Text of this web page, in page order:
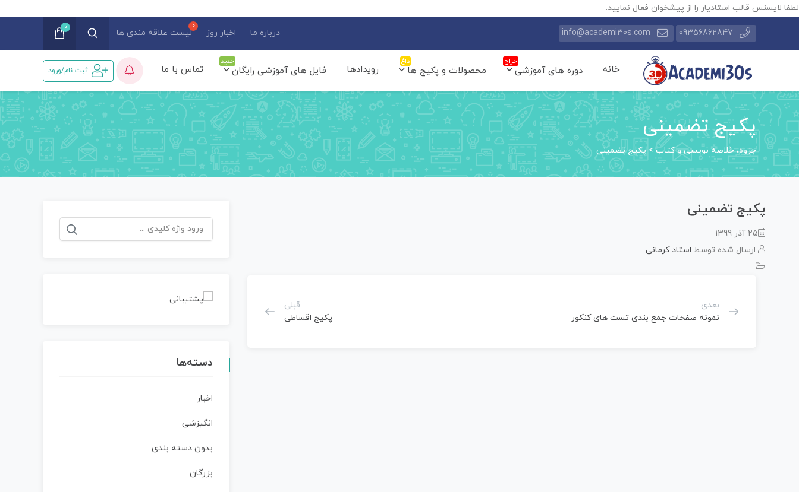
لطفا لایسنس قالب استادیار را از پیشخوان فعال نمایید.
09356862847
info@academi30s.com درباره ما اخبار روز لیست علاقه مندی ها
0
خانه دوره های آموزشی
حراج
محصولات و پکیج ها
داغ
رویدادها فایل های آموزشی رایگان
جدید
تماس با ما ثبت نام/ورود
پکیج تضمینی
جزوه، خلاصه نویسی و کتاب>پکیج تضمینی
پکیج تضمینی
25 آذر 1399
ارسال شده توسط استاد کرمانی
بعدی
نمونه صفحات جمع بندی تست های کنکور
قبلی
پکیج اقساطی
جستجو
برای:
دسته‌ها
اخبار
انگیزشی
بدون دسته بندی
بزرگان